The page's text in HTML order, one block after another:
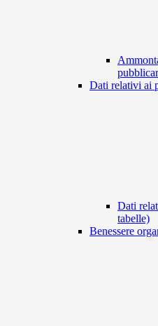
Dati relativi ai
Dati
tabelle)
Benessere